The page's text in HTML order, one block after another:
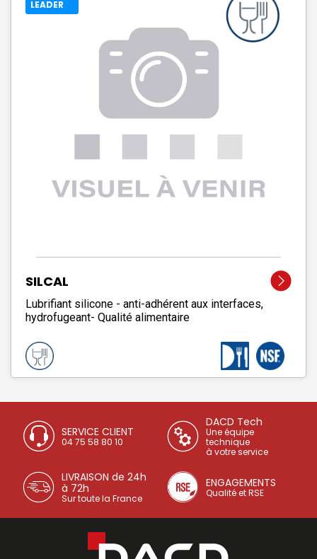
LEADER
SILCAL
Lubrifiant silicone - anti-adhérent aux interfaces,
hydrofugeant- Qualité alimentaire
SERVICE CLIENT
04 75 58 80 10
DACD Tech
Une équipe
technique
à votre service
LIVRAISON de 24h
à 72h
Sur toute la France
ENGAGEMENTS
Qualité et RSE